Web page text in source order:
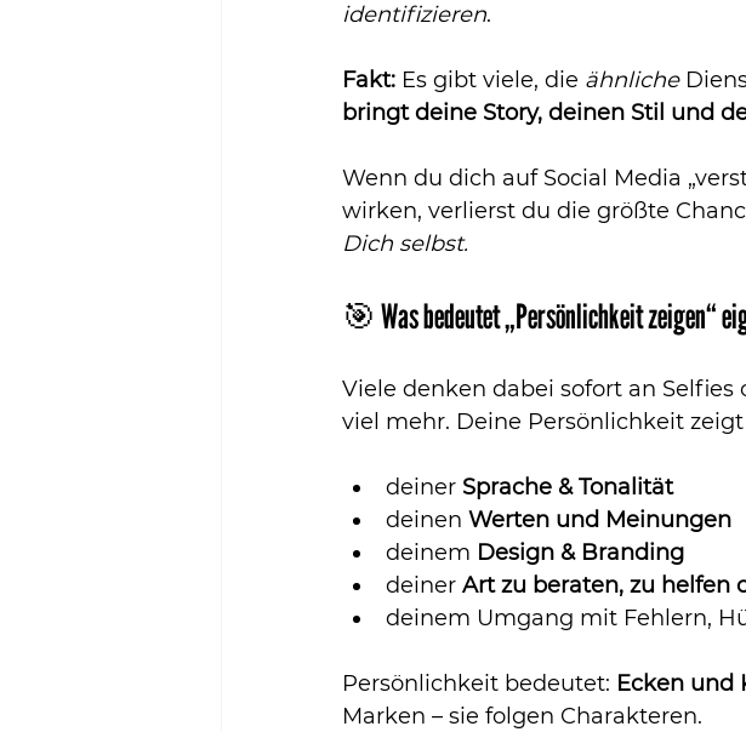
identifizieren.
Fakt: Es gibt viele, die ähnliche
bringt deine Story, deinen Stil und
Wenn du dich auf Social Media
wirken, verlierst du die größte
Dich selbst.
🎯 Was bedeutet „Persönlichkeit zeigen“
Viele denken dabei sofort an
viel mehr. Deine Persönlichkeit
deiner Sprache & Tonalität
deinen Werten und Meinungen
deinem Design & Branding
deiner Art zu beraten, zu helfen
deinem Umgang mit Fehlern,
Persönlichkeit bedeutet: Ecken und
Marken – sie folgen Charakteren.